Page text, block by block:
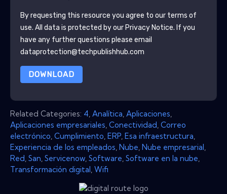
By requesting this resource you agree to our terms of
use. All data is protected by our Privacy Notice. If you
have any further questions please email
dataprotection@techpublishhub.com
DOWNLOAD
Related Categories: 4 Analítica Aplicaciones
Aplicaciones empresariales Conectividad Correo
electrónico Cumplimiento ERP Esa infraestructura
Experiencia de los empleados Nube Nube empresarial
Red San Servicenow Software Software en la nube
Transformación digital Wifi